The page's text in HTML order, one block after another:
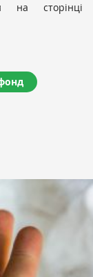
на сторінці